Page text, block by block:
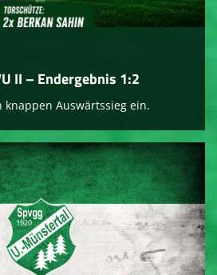
II – Endergebnis 1:2
knappen Auswärtssieg ein.